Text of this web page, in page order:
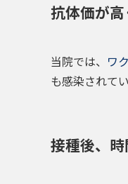
抗体価が
当院では、 ワ
も感染されて
接種後、時